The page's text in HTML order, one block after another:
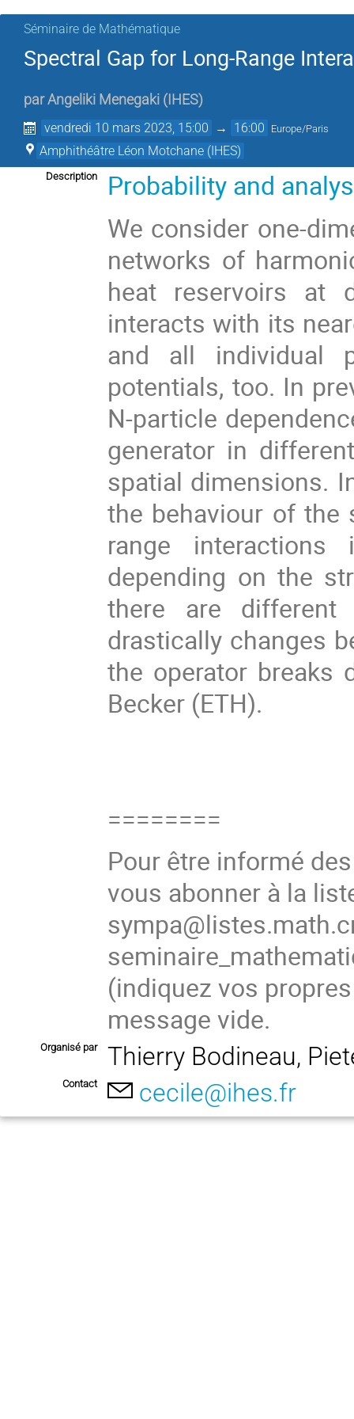
Séminaire de Mathématique
Spectral Gap for Long-Range
parAngeliki Menegaki ( IHES)
vendredi 10 mars 2023, 15:00 → 16:00 Europe/Paris
Amphithéâtre Léon Motchane (IHES)
Description
Probability and
We consider one-
networks of
heat reservoirs at
interacts with its
and all individual
potentials, too. In
N-particle
generator in
spatial dimensions.
the behaviour of the
range
depending on the
there are different
drastically changes
the operator breaks
Becker (ETH).
========
Pour être informé
vous abonner à la
(indiquez vos
message vide.
Organisé par Thierry Bodineau,
Contact cecile@ihes.fr